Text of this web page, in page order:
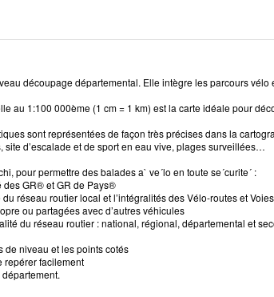
découpage départemental. Elle intègre les parcours
au 1:100 000ème (1 cm = 1 km) est la carte idéale pour
sont représentées de façon très précises dans la
site d’escalade et de sport en eau vive, plages surveillées…
pour permettre des balades a` ve´lo en toute se´curite´ :
des GR® et GR de Pays®
réseau routier local et l’intégralités des Vélo-routes et
ou partagées avec d’autres véhicules
du réseau routier : national, régional, départemental et
de niveau et les points cotés
repérer facilement